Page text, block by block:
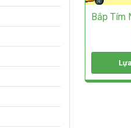
Bắp Tím
Sản